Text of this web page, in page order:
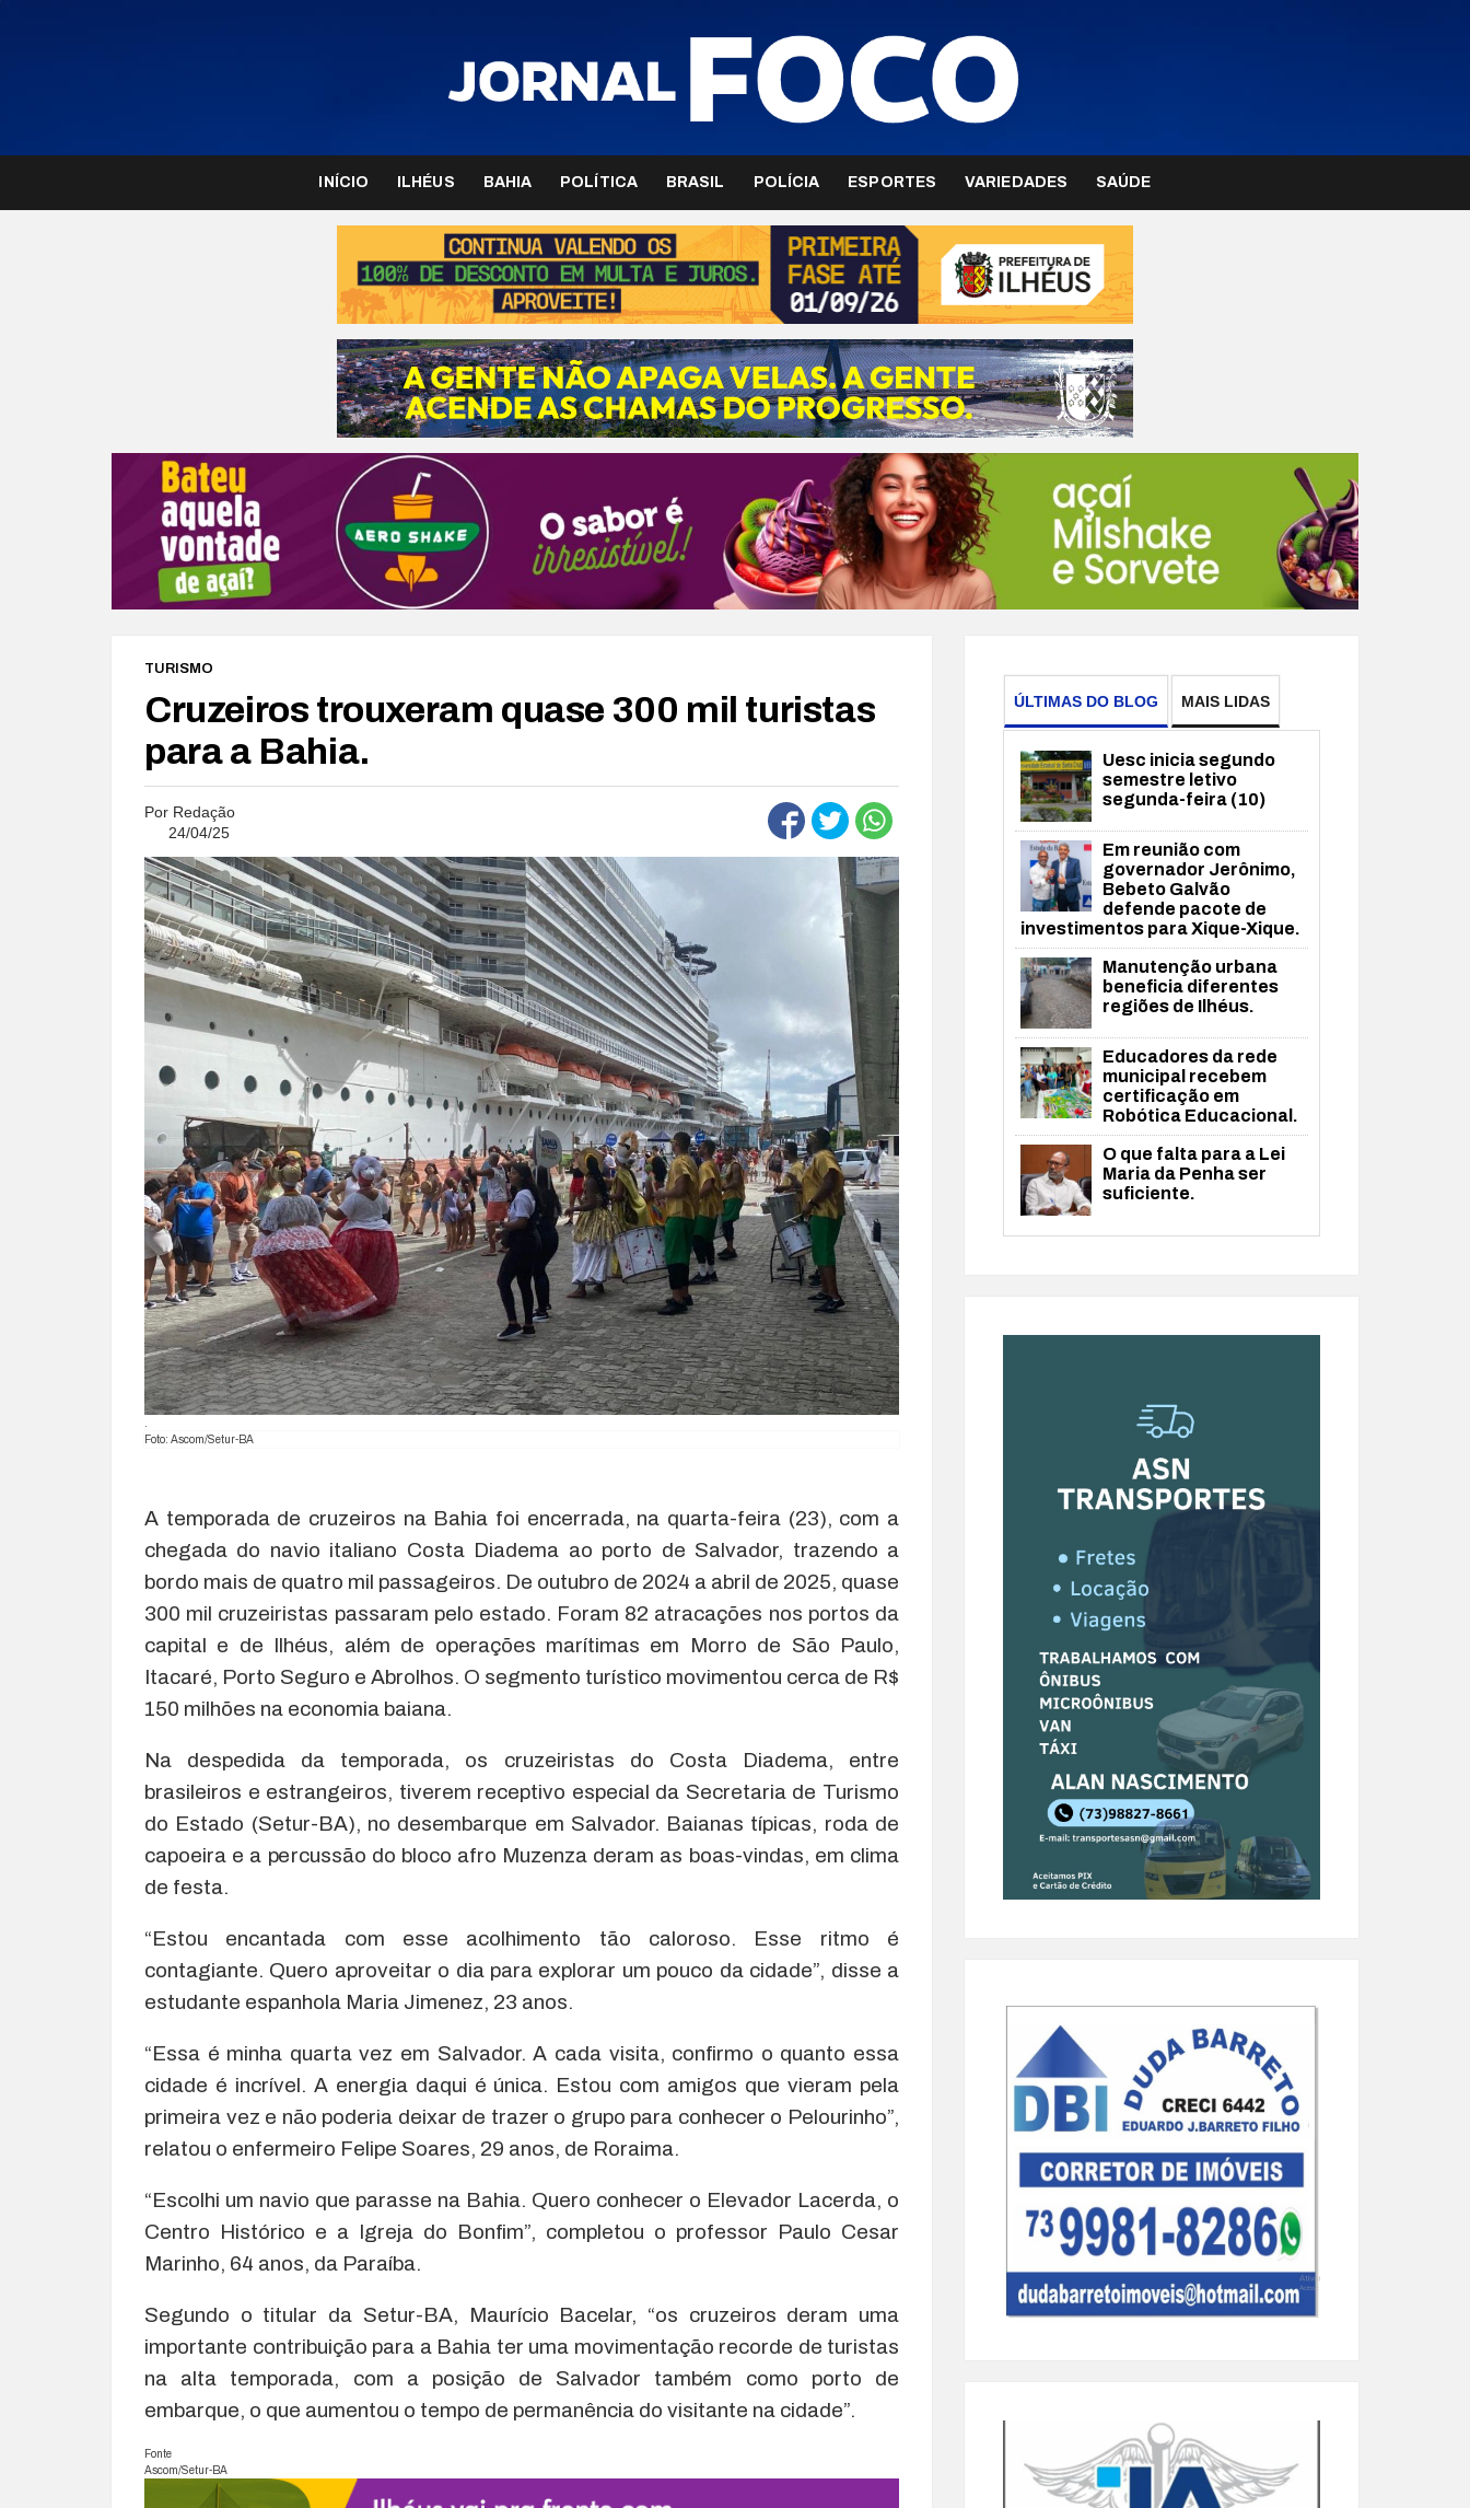
INÍCIO ILHÉUS BAHIA POLÍTICA BRASIL POLÍCIA ESPORTES VARIEDADES SAÚDE
TURISMO
Cruzeiros trouxeram quase 300 mil turistas
para a Bahia.
Por Redação
24/04/25
Foto: Ascom/Setur-BA
A temporada de cruzeiros na Bahia foi encerrada, na quarta-feira (23), com a
chegada do navio italiano Costa Diadema ao porto de Salvador, trazendo a
bordo mais de quatro mil passageiros. De outubro de 2024 a abril de 2025, quase
300 mil cruzeiristas passaram pelo estado. Foram 82 atracações nos portos da
capital e de Ilhéus, além de operações marítimas em Morro de São Paulo,
Itacaré, Porto Seguro e Abrolhos. O segmento turístico movimentou cerca de R$
150 milhões na economia baiana.
Na despedida da temporada, os cruzeiristas do Costa Diadema, entre
brasileiros e estrangeiros, tiverem receptivo especial da Secretaria de Turismo
do Estado (Setur-BA), no desembarque em Salvador. Baianas típicas, roda de
capoeira e a percussão do bloco afro Muzenza deram as boas-vindas, em clima
de festa.
“Estou encantada com esse acolhimento tão caloroso. Esse ritmo é
contagiante. Quero aproveitar o dia para explorar um pouco da cidade”, disse a
estudante espanhola Maria Jimenez, 23 anos.
“Essa é minha quarta vez em Salvador. A cada visita, confirmo o quanto essa
cidade é incrível. A energia daqui é única. Estou com amigos que vieram pela
primeira vez e não poderia deixar de trazer o grupo para conhecer o Pelourinho”,
relatou o enfermeiro Felipe Soares, 29 anos, de Roraima.
“Escolhi um navio que parasse na Bahia. Quero conhecer o Elevador Lacerda, o
Centro Histórico e a Igreja do Bonfim”, completou o professor Paulo Cesar
Marinho, 64 anos, da Paraíba.
Segundo o titular da Setur-BA, Maurício Bacelar, “os cruzeiros deram uma
importante contribuição para a Bahia ter uma movimentação recorde de turistas
na alta temporada, com a posição de Salvador também como porto de
embarque, o que aumentou o tempo de permanência do visitante na cidade”.
Fonte
Ascom/Setur-BA
ÚLTIMAS DO BLOG MAIS LIDAS
Uesc inicia segundo
semestre letivo
segunda-feira (10)
Em reunião com
governador Jerônimo,
Bebeto Galvão
defende pacote de
investimentos para Xique-Xique.
Manutenção urbana
beneficia diferentes
regiões de Ilhéus.
Educadores da rede
municipal recebem
certificação em
Robótica Educacional.
O que falta para a Lei
Maria da Penha ser
suficiente.